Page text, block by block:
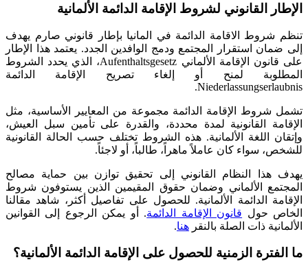
الإطار القانوني لشروط الإقامة الدائمة الألمانية
تنظم شروط الاقامة الدائمة في المانيا بإطار قانوني صارم يهدف
إلى ضمان استقرار المجتمع ودمج الوافدين الجدد. يعتمد هذا الإطار
على قانون الإقامة الألماني Aufenthaltsgesetz، الذي يحدد الشروط
المطلوبة لمنح أو إلغاء تصريح الإقامة الدائمة
Niederlassungserlaubnis.
تشمل شروط الإقامة الدائمة مجموعة من المعايير الأساسية، مثل
الإقامة القانونية لمدة محددة، والقدرة على تأمين سبل العيش،
وإتقان اللغة الألمانية. هذه الشروط تختلف حسب الحالة القانونية
للشخص، سواء كان عاملاً ماهراً، طالباً، أو لاجئاً.
يهدف هذا النظام القانوني إلى تحقيق توازن بين حماية مصالح
المجتمع الألماني وضمان حقوق المقيمين الذين يستوفون شروط
الإقامة الدائمة الألمانية. للحصول على تفاصيل أكثر، شاهد مقالنا
الخاص حول قانون الإقامة الدائمة. أو يمكن الرجوع إلى القوانين
الألمانية ذات الصلة بالنقر هنا.
ما الفترة الزمنية للحصول على الإقامة الدائمة الألمانية؟